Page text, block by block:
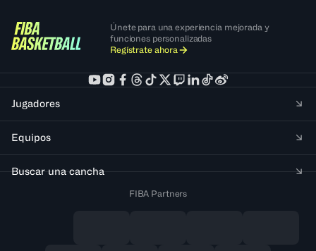
Únete para una experiencia mejorada y
funciones personalizadas
Regístrate ahora
Jugadores
Equipos
Buscar una cancha
FIBA Partners